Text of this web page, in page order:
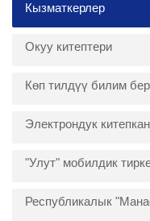
Кызматкерлер
Окуу китептери
Көп тилдүү билим
Электрондук
"Улут" мобилдик
Республикалык